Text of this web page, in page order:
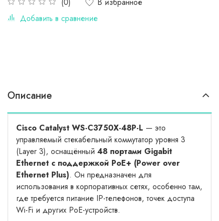
(0)
Добавить в сравнение
Описание
Cisco Catalyst WS-C3750X-48P-L — это
управляемый стекабельный коммутатор уровня 3
(Layer 3), оснащённый 48 портами Gigabit
Ethernet с поддержкой PoE+ (Power over
Ethernet Plus). Он предназначен для
использования в корпоративных сетях, особенно там,
где требуется питание IP-телефонов, точек доступа
Wi-Fi и других PoE-устройств.